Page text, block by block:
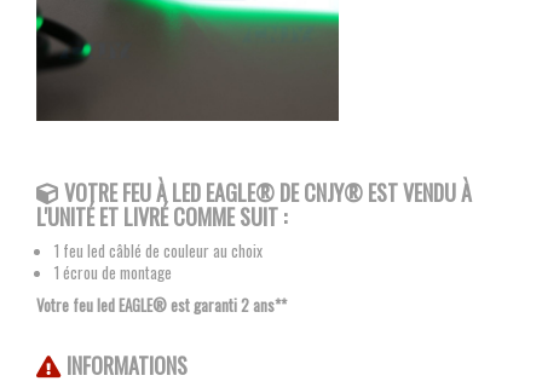
VOTRE FEU À LED EAGLE®DE CNJY®EST VENDU À
L'UNITÉ ET LIVRÉ COMME SUIT :
1 feu led câblé de couleur au choix
1 écrou de montage
Votre feu led EAGLE® est garanti 2 ans**
INFORMATIONS